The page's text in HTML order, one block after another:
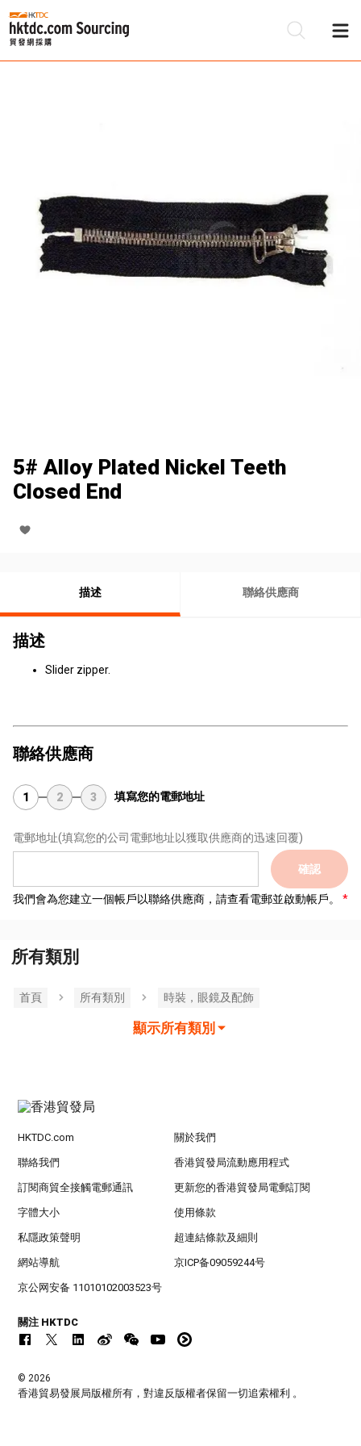
5# Alloy Plated Nickel Teeth
Closed End
描述 聯絡供應商
描述
Slider zipper.
聯絡供應商
1 2 3 填寫您的電郵地址
電郵地址(填寫您的公司電郵地址以獲取供應商的迅速回覆)
確認
我們會為您建立一個帳戶以聯絡供應商，請查看電郵並啟動帳戶。
所有類別
首頁 所有類別 時裝，眼鏡及配飾
顯示所有類別
HKTDC.com 關於我們
聯絡我們 香港貿發局流動應用程式
訂閱商貿全接觸電郵通訊 更新您的香港貿發局電郵訂閱
字體大小 使用條款
私隱政策聲明 超連結條款及細則
網站導航 京ICP备09059244号
京公网安备 11010102003523号
關注 HKTDC
© 2026
香港貿易發展局版權所有，對違反版權者保留一切追索權利 。